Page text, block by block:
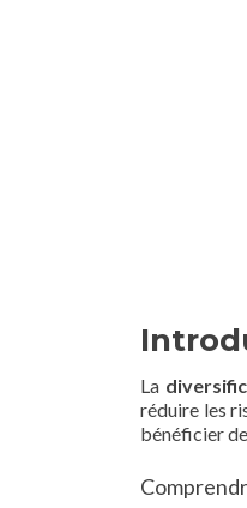
La
réduire les
bénéficier